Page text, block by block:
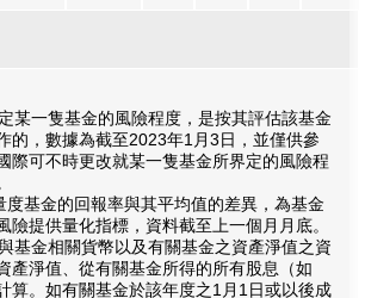
某一隻基金的風險程度，是按其評估該基金
的，數據為截至2023年1月3日，並僅供參
際可不時更改就某一隻基金所界定的風險程
度基金的回報率與其平均值的差異，為基金
險提供量化指標，資料截至上一個月月底。
基金相關貨幣以及有關基金之資產淨值之資
產淨值、從有關基金所得的所有股息（如
算。如有關基金於該年度之1月1日或以後成